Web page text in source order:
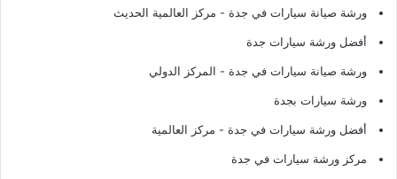
ورشة صيانة سيارات في جدة - مركز العالمية الحديث
أفضل ورشة سيارات جدة
ورشة صيانة سيارات في جدة - المركز الدولي
ورشة سيارات بجدة
أفضل ورشة سيارات في جدة - مركز العالمية
مركز ورشة سيارات في جدة